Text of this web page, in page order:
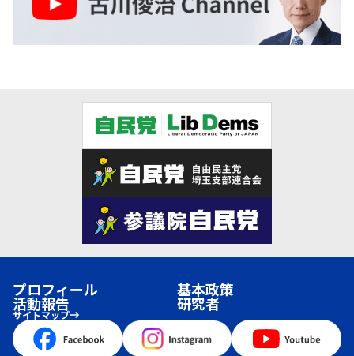
プロフィール 基本政策
活動報告 研究者
サイトマップ